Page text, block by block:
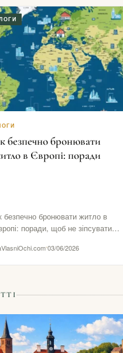
безпечно бронювати
в Європі: поради
безпечно бронювати житло в
поради, щоб не зіпсувати
дуже комфортною або…
03/06/2026